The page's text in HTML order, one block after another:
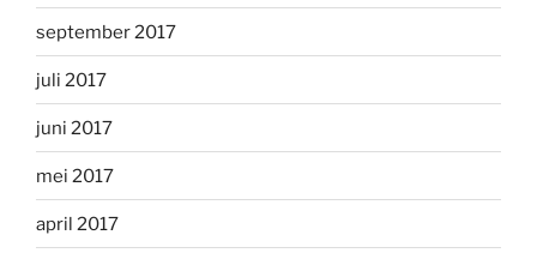
september 2017
juli 2017
juni 2017
mei 2017
april 2017